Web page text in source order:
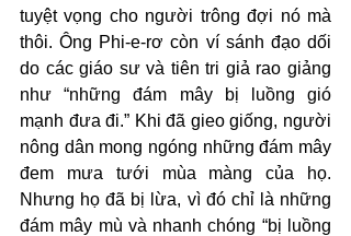
tuyệt vọng cho người trông đợi nó mà
thôi. Ông Phi-e-rơ còn ví sánh đạo dối
do các giáo sư và tiên tri giả rao giảng
như “những đám mây bị luồng gió
mạnh đưa đi.” Khi đã gieo giống, người
nông dân mong ngóng những đám mây
đem mưa tưới mùa màng của họ.
Nhưng họ đã bị lừa, vì đó chỉ là những
đám mây mù và nhanh chóng “bị luồng